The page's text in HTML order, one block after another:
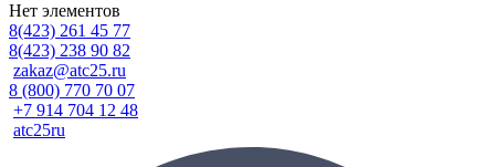
Нет элементов
8(423) 261 45 77
8(423) 238 90 82
zakaz@atc25.ru
8 (800) 770 70 07
+7 914 704 12 48
atc25ru